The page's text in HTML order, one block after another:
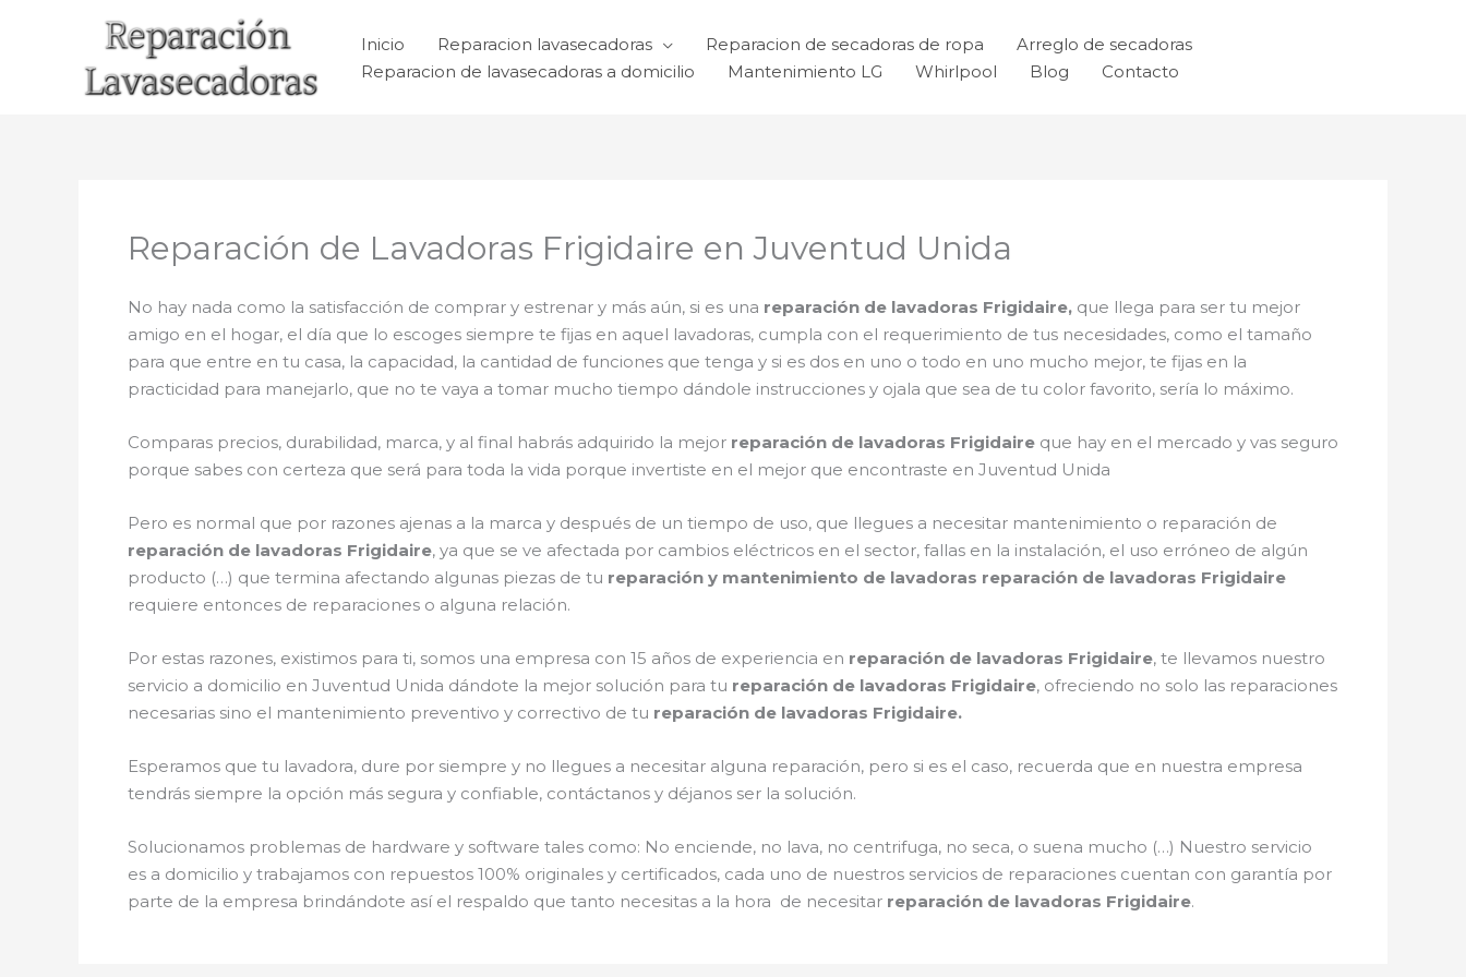
Inicio Reparacion lavasecadoras Reparacion de secadoras de ropa
Arreglo de secadoras
Reparacion de lavasecadoras a domicilio
Mantenimiento LG Whirlpool Blog Contacto
Reparación de Lavadoras Frigidaire en Juventud Unida
No hay nada como la satisfacción de comprar y estrenar y más aún, si es una reparación de lavadoras Frigidaire, que llega para ser tu mejor
amigo en el hogar, el día que lo escoges siempre te fijas en aquel lavadoras, cumpla con el requerimiento de tus necesidades, como el tamaño
para que entre en tu casa, la capacidad, la cantidad de funciones que tenga y si es dos en uno o todo en uno mucho mejor, te fijas en la
practicidad para manejarlo, que no te vaya a tomar mucho tiempo dándole instrucciones y ojala que sea de tu color favorito, sería lo máximo.
Comparas precios, durabilidad, marca, y al final habrás adquirido la mejor reparación de lavadoras Frigidaire que hay en el mercado y vas seguro
porque sabes con certeza que será para toda la vida porque invertiste en el mejor que encontraste en Juventud Unida
Pero es normal que por razones ajenas a la marca y después de un tiempo de uso, que llegues a necesitar mantenimiento o reparación de
reparación de lavadoras Frigidaire, ya que se ve afectada por cambios eléctricos en el sector, fallas en la instalación, el uso erróneo de algún
producto (…) que termina afectando algunas piezas de tu reparación y mantenimiento de lavadoras reparación de lavadoras Frigidaire
requiere entonces de reparaciones o alguna relación.
Por estas razones, existimos para ti, somos una empresa con 15 años de experiencia en reparación de lavadoras Frigidaire, te llevamos nuestro
servicio a domicilio en Juventud Unida dándote la mejor solución para tu reparación de lavadoras Frigidaire, ofreciendo no solo las reparaciones
necesarias sino el mantenimiento preventivo y correctivo de tu reparación de lavadoras Frigidaire.
Esperamos que tu lavadora, dure por siempre y no llegues a necesitar alguna reparación, pero si es el caso, recuerda que en nuestra empresa
tendrás siempre la opción más segura y confiable, contáctanos y déjanos ser la solución.
Solucionamos problemas de hardware y software tales como: No enciende, no lava, no centrifuga, no seca, o suena mucho (…) Nuestro servicio
es a domicilio y trabajamos con repuestos 100% originales y certificados, cada uno de nuestros servicios de reparaciones cuentan con garantía por
parte de la empresa brindándote así el respaldo que tanto necesitas a la hora de necesitar reparación de lavadoras Frigidaire.